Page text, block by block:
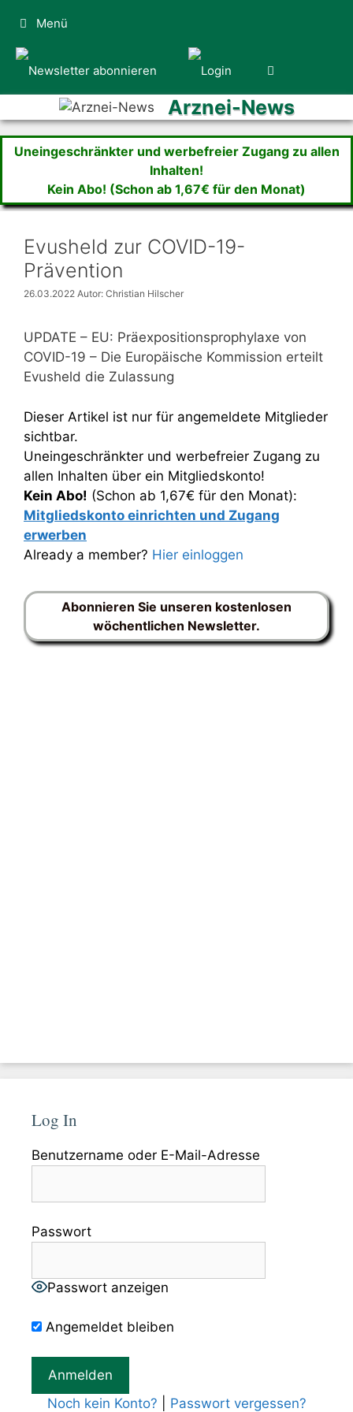
Inhalt
springen
Menü
Arznei-News
Uneingeschränkter und werbefreier Zugang zu allen
Inhalten!
Kein Abo! (Schon ab 1,67€ für den Monat)
Evusheld zur COVID-19-
Prävention
26.03.2022 Autor: Christian Hilscher
UPDATE – EU: Präexpositionsprophylaxe von
COVID-19 – Die Europäische Kommission erteilt
Evusheld die Zulassung
Dieser Artikel ist nur für angemeldete Mitglieder
sichtbar.
Uneingeschränkter und werbefreier Zugang zu
allen Inhalten über ein Mitgliedskonto!
Kein Abo! (Schon ab 1,67€ für den Monat):
Mitgliedskonto einrichten und Zugang
erwerben
Already a member? Hier einloggen
Abonnieren Sie unseren kostenlosen
wöchentlichen Newsletter.
Log In
Benutzername oder E-Mail-Adresse
Passwort
Passwort anzeigen
Angemeldet bleiben
Noch kein Konto? Passwort vergessen?